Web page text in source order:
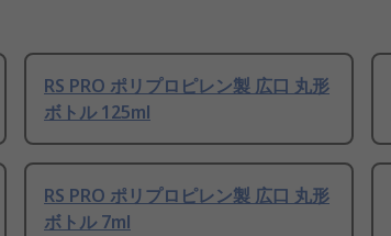
RS PRO ポリプロピレン製 広口 丸形
ボトル 125ml
RS PRO ポリプロピレン製 広口 丸形
ボトル 7ml